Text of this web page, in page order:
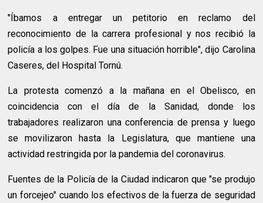
"Íbamos a entregar un petitorio en reclamo del
reconocimiento de la carrera profesional y nos recibió la
policía a los golpes. Fue una situación horrible", dijo Carolina
Caseres, del Hospital Tornú.
La protesta comenzó a la mañana en el Obelisco, en
coincidencia con el día de la Sanidad, donde los
trabajadores realizaron una conferencia de prensa y luego
se movilizaron hasta la Legislatura, que mantiene una
actividad restringida por la pandemia del coronavirus.
Fuentes de la Policía de la Ciudad indicaron que "se produjo
un forcejeo" cuando los efectivos de la fuerza de seguridad